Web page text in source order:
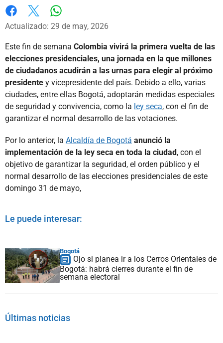
Facebook
X
Actualizado: 29 de may, 2026
Este fin de semana Colombia vivirá la primera vuelta de las
elecciones presidenciales, una jornada en la que millones
de ciudadanos acudirán a las urnas para elegir al próximo
presidente y vicepresidente del país. Debido a ello, varias
ciudades, entre ellas Bogotá, adoptarán medidas especiales
de seguridad y convivencia, como la ley seca, con el fin de
garantizar el normal desarrollo de las votaciones.
Por lo anterior, la Alcaldía de Bogotá anunció la
implementación de la ley seca en toda la ciudad, con el
objetivo de garantizar la seguridad, el orden público y el
normal desarrollo de las elecciones presidenciales de este
domingo 31 de mayo,
Le puede interesar:
Bogotá
Ojo si planea ir a los Cerros Orientales de
Bogotá: habrá cierres durante el fin de
semana electoral
Últimas noticias